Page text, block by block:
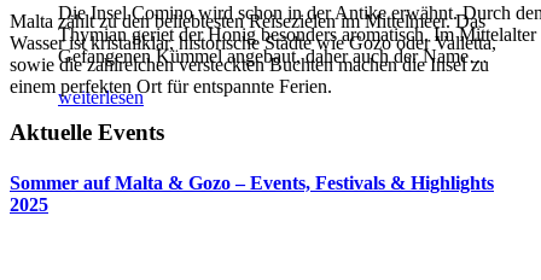
Die Insel Comino wird schon in der Antike erwähnt. Durch
Thymian geriet der Honig besonders aromatisch. Im
Gefangenen Kümmel angebaut, daher auch der Name…
weiterlesen
Malta zählt zu den beliebtesten Reisezielen im Mittelmeer. Das
Wasser ist kristallklar, historische Städte wie Gozo oder Valletta,
sowie die zahlreichen versteckten Buchten machen die Insel zu
einem perfekten Ort für entspannte Ferien.
Aktuelle Events
Sommer auf Malta & Gozo – Events, Festivals & Highlights
2025